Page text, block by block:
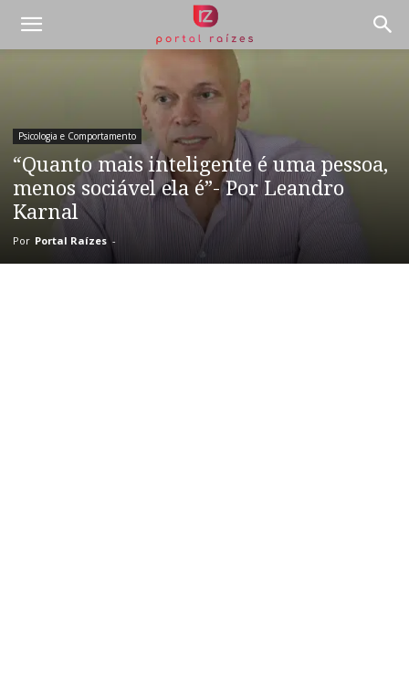
Psicologia e Comportamento
“Quanto mais inteligente é uma pessoa,
menos sociável ela é”- Por Leandro
Karnal
Por Portal Raízes -